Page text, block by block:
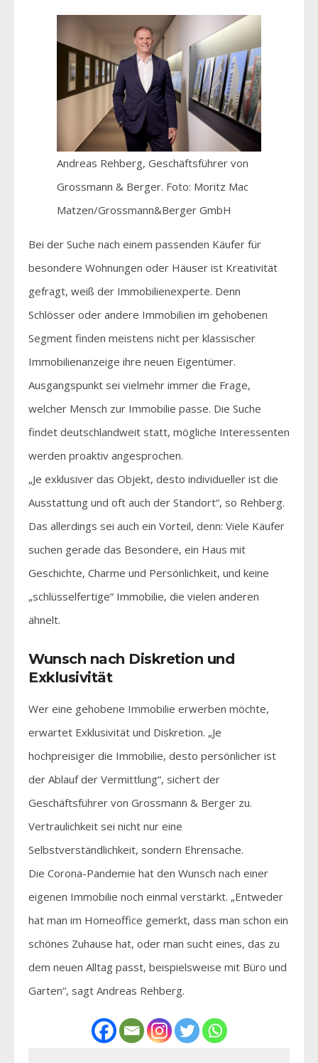
Andreas Rehberg, Geschäftsführer von
Grossmann & Berger. Foto: Moritz Mac
Matzen/Grossmann&Berger GmbH
Bei der Suche nach einem passenden Käufer für
besondere Wohnungen oder Häuser ist Kreativität
gefragt, weiß der Immobilienexperte. Denn
Schlösser oder andere Immobilien im gehobenen
Segment finden meistens nicht per klassischer
Immobilienanzeige ihre neuen Eigentümer.
Ausgangspunkt sei vielmehr immer die Frage,
welcher Mensch zur Immobilie passe. Die Suche
findet deutschlandweit statt, mögliche Interessenten
werden proaktiv angesprochen.
„Je exklusiver das Objekt, desto individueller ist die
Ausstattung und oft auch der Standort“, so Rehberg.
Das allerdings sei auch ein Vorteil, denn: Viele Käufer
suchen gerade das Besondere, ein Haus mit
Geschichte, Charme und Persönlichkeit, und keine
„schlüsselfertige“ Immobilie, die vielen anderen
ähnelt.
Wunsch nach Diskretion und
Exklusivität
Wer eine gehobene Immobilie erwerben möchte,
erwartet Exklusivität und Diskretion. „Je
hochpreisiger die Immobilie, desto persönlicher ist
der Ablauf der Vermittlung“, sichert der
Geschäftsführer von Grossmann & Berger zu.
Vertraulichkeit sei nicht nur eine
Selbstverständlichkeit, sondern Ehrensache.
Die Corona-Pandemie hat den Wunsch nach einer
eigenen Immobilie noch einmal verstärkt. „Entweder
hat man im Homeoffice gemerkt, dass man schon ein
schönes Zuhause hat, oder man sucht eines, das zu
dem neuen Alltag passt, beispielsweise mit Büro und
Garten“, sagt Andreas Rehberg.